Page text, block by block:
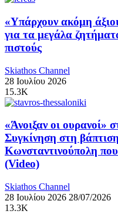
«Υπάρχουν ακόμη
για τα μεγάλα
πιστούς
Skiathos Channel
28 Ιουλίου 2026
15.3K
«Άνοιξαν οι ουρανοί»
Συγκίνηση στη
Κωνσταντινούπολη
(Video)
Skiathos Channel
28 Ιουλίου 2026 28/07/2026
13.3K